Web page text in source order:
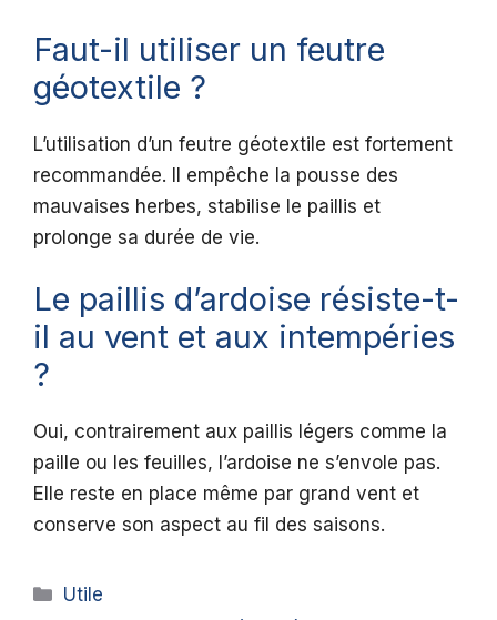
Faut-il utiliser un feutre
géotextile ?
L’utilisation d’un feutre géotextile est fortement
recommandée. Il empêche la pousse des
mauvaises herbes, stabilise le paillis et
prolonge sa durée de vie.
Le paillis d’ardoise résiste-t-
il au vent et aux intempéries
?
Oui, contrairement aux paillis légers comme la
paille ou les feuilles, l’ardoise ne s’envole pas.
Elle reste en place même par grand vent et
conserve son aspect au fil des saisons.
Catégories
Utile